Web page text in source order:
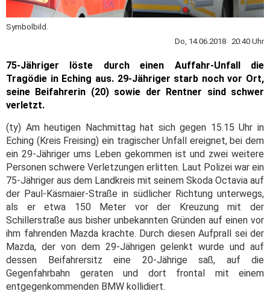
Symbolbild.
Do, 14.06.2018 20:40 Uhr
75-Jähriger löste durch einen Auffahr-Unfall die
Tragödie in Eching aus. 29-Jähriger starb noch vor Ort,
seine Beifahrerin (20) sowie der Rentner sind schwer
verletzt.
(ty) Am heutigen Nachmittag hat sich gegen 15.15 Uhr in
Eching (Kreis Freising) ein tragischer Unfall ereignet, bei dem
ein 29-Jähriger ums Leben gekommen ist und zwei weitere
Personen schwere Verletzungen erlitten. Laut Polizei war ein
75-Jähriger aus dem Landkreis mit seinem Skoda Octavia auf
der Paul-Käsmaier-Straße in südlicher Richtung unterwegs,
als er etwa 150 Meter vor der Kreuzung mit der
Schillerstraße aus bisher unbekannten Gründen auf einen vor
ihm fahrenden Mazda krachte. Durch diesen Aufprall sei der
Mazda, der von dem 29-Jährigen gelenkt wurde und auf
dessen Beifahrersitz eine 20-Jährige saß, auf die
Gegenfahrbahn geraten und dort frontal mit einem
entgegenkommenden BMW kollidiert.